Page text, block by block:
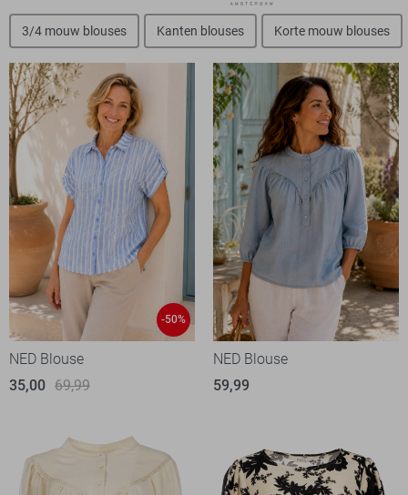
3/4 mouw blouses Kanten blouses Korte mouw blouses
-50%
NED Blouse
35,00 69,99
NED Blouse
59,99